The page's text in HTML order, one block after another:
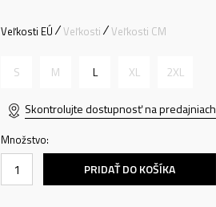
Veľkosti EÚ Veľkosti Veľkosti CM
S M L XL 2XL
Skontrolujte dostupnosť na predajniach
Množstvo:
PRIDAŤ DO KOŠÍKA